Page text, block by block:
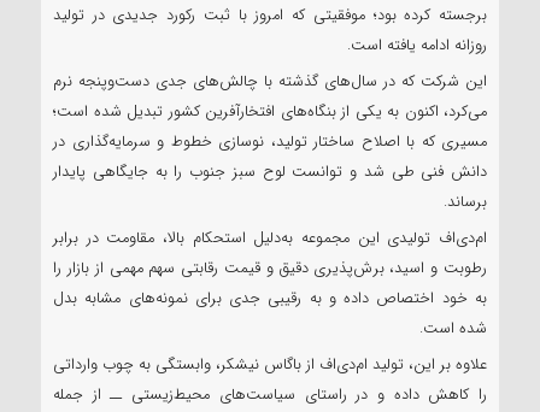
برجسته کرده بود؛ موفقیتی که امروز با ثبت رکورد جدیدی در تولید
روزانه ادامه یافته است.
این شرکت که در سال‌های گذشته با چالش‌های جدی دست‌وپنجه نرم
می‌کرد، اکنون به یکی از بنگاه‌های افتخارآفرین کشور تبدیل شده است؛
مسیری که با اصلاح ساختار تولید، نوسازی خطوط و سرمایه‌گذاری در
دانش فنی طی شد و توانست لوح سبز جنوب را به جایگاهی پایدار
برساند.
ام‌دی‌اف تولیدی این مجموعه به‌دلیل استحکام بالا، مقاومت در برابر
رطوبت و اسید، برش‌پذیری دقیق و قیمت رقابتی سهم مهمی از بازار را
به خود اختصاص داده و به رقیبی جدی برای نمونه‌های مشابه بدل
شده است.
علاوه بر این، تولید ام‌دی‌اف از باگاس نیشکر، وابستگی به چوب وارداتی
را کاهش داده و در راستای سیاست‌های محیط‌زیستی ــ از جمله